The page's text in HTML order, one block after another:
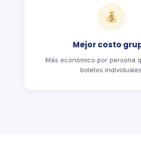
Mejor costo
Más económico por persona
boletos